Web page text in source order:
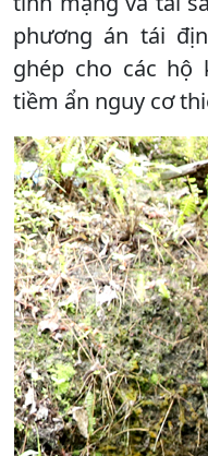
phương án tái
ghép cho các hộ
tiềm ẩn nguy cơ